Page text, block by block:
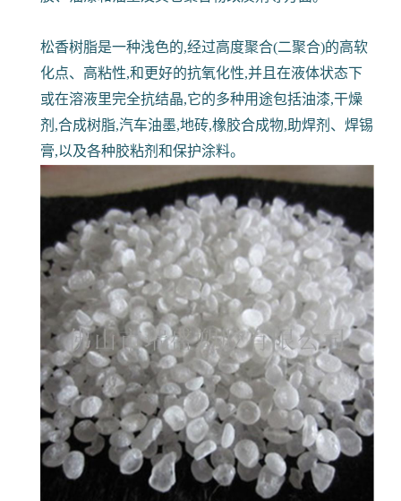
松香树脂是一种浅色的,经过高度聚合(二聚合)的高软
化点、高粘性,和更好的抗氧化性,并且在液体状态下
或在溶液里完全抗结晶,它的多种用途包括油漆,干燥
剂,合成树脂,汽车油墨,地砖,橡胶合成物,助焊剂、焊锡
膏,以及各种胶粘剂和保护涂料。